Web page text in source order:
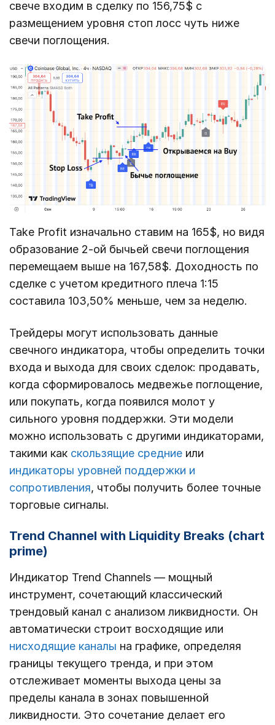
свече входим в сделку по 156,75$ с
размещением уровня стоп лосс чуть ниже
свечи поглощения.
Take Profit изначально ставим на 165$, но видя
образование 2-ой бычьей свечи поглощения
перемещаем выше на 167,58$. Доходность по
сделке с учетом кредитного плеча 1:15
составила 103,50% меньше, чем за неделю.
Трейдеры могут использовать данные
свечного индикатора, чтобы определить точки
входа и выхода для своих сделок: продавать,
когда сформировалось медвежье поглощение,
или покупать, когда появился молот у
сильного уровня поддержки. Эти модели
можно использовать с другими индикаторами,
такими как скользящие средние или
индикаторы уровней поддержки и
сопротивления, чтобы получить более точные
торговые сигналы.
Trend Channel with Liquidity Breaks (chart
prime)
Индикатор Trend Channels — мощный
инструмент, сочетающий классический
трендовый канал с анализом ликвидности. Он
автоматически строит восходящие или
нисходящие каналы на графике, определяя
границы текущего тренда, и при этом
отслеживает моменты выхода цены за
пределы канала в зонах повышенной
ликвидности. Это сочетание делает его